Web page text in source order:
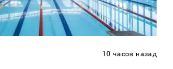
10 часов назад